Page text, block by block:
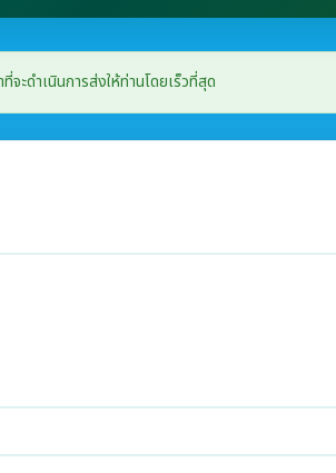
ะดำเนินการส่งให้ท่านโดยเร็วที่สุด